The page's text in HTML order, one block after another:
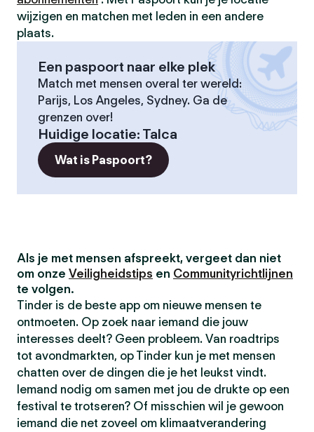
wijzigen en matchen met leden in een andere
plaats.
Een paspoort naar elke plek
Match met mensen overal ter wereld:
Parijs, Los Angeles, Sydney. Ga de
grenzen over!
Huidige locatie: Talca
Wat is Paspoort?
Als je met mensen afspreekt, vergeet dan niet
om onze Veiligheidstips en Communityrichtlijnen
te volgen.
Tinder is de beste app om nieuwe mensen te
ontmoeten. Op zoek naar iemand die jouw
interesses deelt? Geen probleem. Van roadtrips
tot avondmarkten, op Tinder kun je met mensen
chatten over de dingen die je het leukst vindt.
Iemand nodig om samen met jou de drukte op een
festival te trotseren? Of misschien wil je gewoon
iemand die net zoveel om klimaatverandering